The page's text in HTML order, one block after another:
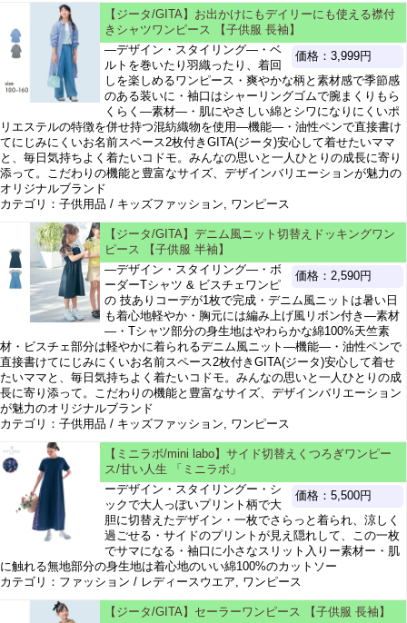
【ジータ/GITA】お出かけにもデイリーにも使える襟付
きシャツワンピース 【子供服 長袖】
価格：3,999円
―デザイン・スタイリング―・ベ
ルトを巻いたり羽織ったり、着回
しを楽しめるワンピース・爽やかな柄と素材感で季節感
のある装いに・袖口はシャーリングゴムで腕まくりもら
くらく―素材―・肌にやさしい綿とシワになりにくいポ
リエステルの特徴を併せ持つ混紡織物を使用―機能―・油性ペンで直接書け
てにじみにくいお名前スペース2枚付きGITA(ジータ)安心して着せたいママ
と、毎日気持ちよく着たいコドモ。みんなの思いと一人ひとりの成長に寄り
添って。こだわりの機能と豊富なサイズ、デザインバリエーションが魅力の
オリジナルブランド
カテゴリ：子供用品 / キッズファッション, ワンピース
【ジータ/GITA】デニム風ニット切替えドッキングワン
ピース 【子供服 半袖】
価格：2,590円
―デザイン・スタイリング―・ボ
ーダーTシャツ & ビスチェワンピ
の 技ありコーデが1枚で完成・デニム風ニットは暑い日
も着心地軽やか・胸元には編み上げ風リボン付き―素材
―・Tシャツ部分の身生地はやわらかな綿100%天竺素
材・ビスチェ部分は軽やかに着られるデニム風ニット―機能―・油性ペンで
直接書けてにじみにくいお名前スペース2枚付きGITA(ジータ)安心して着せ
たいママと、毎日気持ちよく着たいコドモ。みんなの思いと一人ひとりの成
長に寄り添って。こだわりの機能と豊富なサイズ、デザインバリエーション
が魅力のオリジナルブランド
カテゴリ：子供用品 / キッズファッション, ワンピース
【ミニラボ/mini labo】サイド切替えくつろぎワンピー
ス/甘い人生 「ミニラボ」
価格：5,500円
ーデザイン・スタイリングー・シ
ックで大人っぽいプリント柄で大
胆に切替えたデザイン・一枚でさらっと着られ、涼しく
過ごせる・サイドのプリントが見え隠れして、この一枚
でサマになる・袖口に小さなスリット入りー素材ー・肌
に触れる無地部分の身生地は着心地のいい綿100%のカットソー
カテゴリ：ファッション / レディースウエア, ワンピース
【ジータ/GITA】セーラーワンピース 【子供服 長袖】